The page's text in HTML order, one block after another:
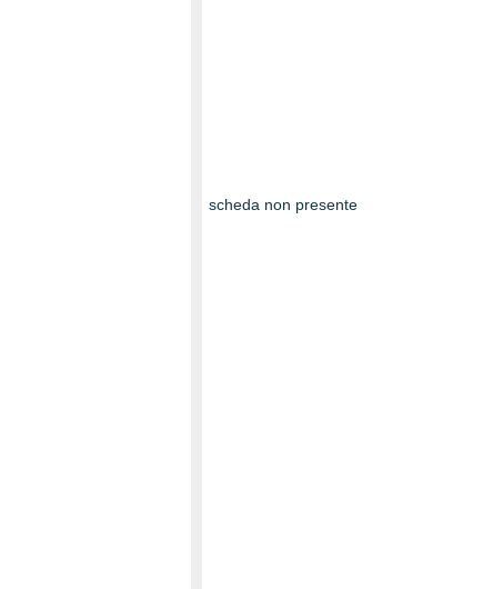
scheda non presente